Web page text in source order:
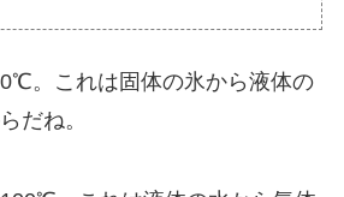
。これは固体の氷から液体の
だね。